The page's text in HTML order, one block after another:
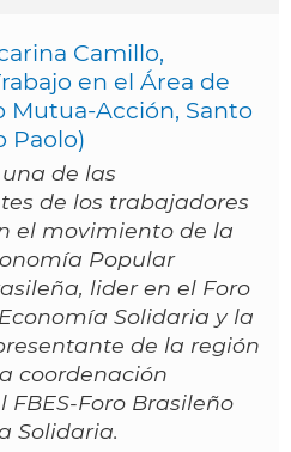
Camillo,
en el Área de
Mutua-Acción, Santo
Paolo)
de las
de los trabajadores
el movimiento de la
Popular
lider en el Foro
Solidaria y la
de la región
coordenación
FBES-Foro Brasileño
Solidaria.